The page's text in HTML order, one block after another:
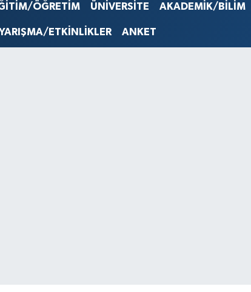
ÖĞRETİM ÜNİVERSİTE AKADEMİK/BİLİM
ETKİNLİKLER ANKET